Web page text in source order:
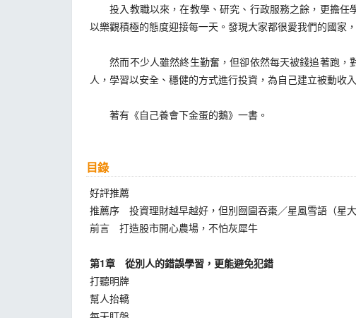
投入教職以來，在教學、研究、行政服務之餘，更擔任
以樂觀積極的態度迎接每一天。發現大家都很愛我們的國家
然而不少人雖然終生勤奮，但卻依然每天被錢追著跑，
人，學習以安全、穩健的方式進行投資，為自己建立被動收
著有《自己養會下金蛋的鵝》一書。
目錄
好評推薦
推薦序 投資理財越早越好，但別囫圇吞棗／星風雪語（星大
前言 打造股市開心農場，不怕灰犀牛
第1章 從別人的錯誤學習，更能避免犯錯
打聽明牌
幫人抬轎